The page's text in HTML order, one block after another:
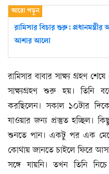
রামিসার বিচার শুরু:
আশার আলো
রামিসার বাবার সাক্ষ্য গ্রহণ
সাক্ষ্যগ্রহণ শুরু হয়। তিনি
করছিলেন। সকাল ১০টার
যাওয়ার জন্য প্রস্তুত হচ্ছিল।
শুনতে পান। একটু পর এক
কোথায় জানতে চাইলে ফিরে
সঙ্গে যায়নি। তখন তিনি